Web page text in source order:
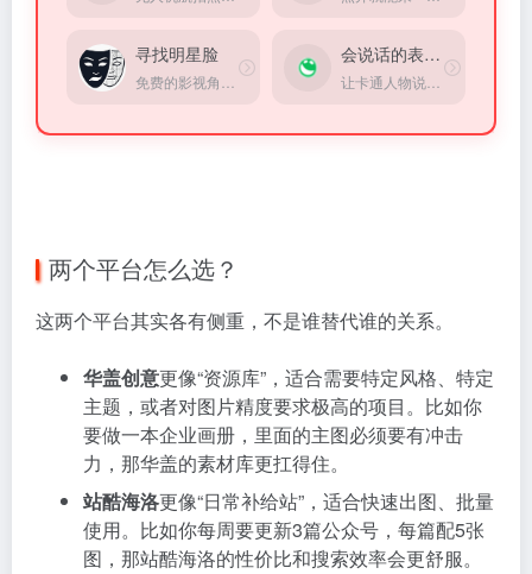
寻找明星脸 会说话的表情包
两个平台怎么选？
这两个平台其实各有侧重，不是谁替代谁的关系。
华盖创意更像“资源库”，适合需要特定风格、特定
主题，或者对图片精度要求极高的项目。比如你
要做一本企业画册，里面的主图必须要有冲击
力，那华盖的素材库更扛得住。
站酷海洛更像“日常补给站”，适合快速出图、批量
使用。比如你每周要更新3篇公众号，每篇配5张
图，那站酷海洛的性价比和搜索效率会更舒服。